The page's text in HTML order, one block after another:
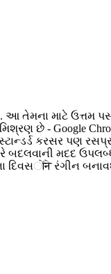
તેમના માટે ઉત્તમ
છે - Google
કરસર પણ
બદલવાની મદદ
દિવસोंने રંગીન